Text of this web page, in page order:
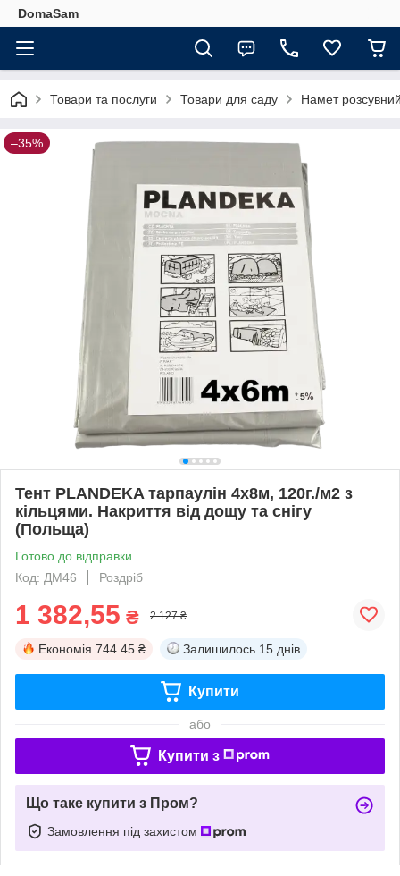
DomaSam
Товари та послуги Товари для саду Намет
–35%
Тент PLANDEKA тарпаулін 4х8м, 120г./м2 з
кільцями. Накриття від дощу та снігу
(Польща)
Готово до відправки
Код: ДМ46
Роздріб
1 382,55 ₴ 2 127 ₴
Економія 744.45 ₴ Залишилось 15 днів
Купити
або
Купити з
Що таке купити з Пром?
Замовлення під захистом